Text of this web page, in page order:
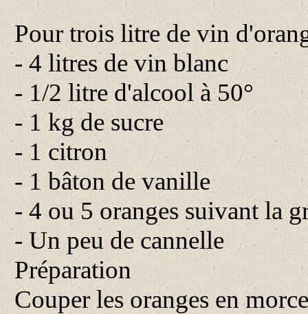
Pour trois litre de vin
- 4 litres de vin blanc
- 1/2 litre d'alcool à 50°
- 1 kg de sucre
- 1 citron
- 1 bâton de vanille
- 4 ou 5 oranges suivant la
- Un peu de cannelle
Préparation
Couper les oranges en